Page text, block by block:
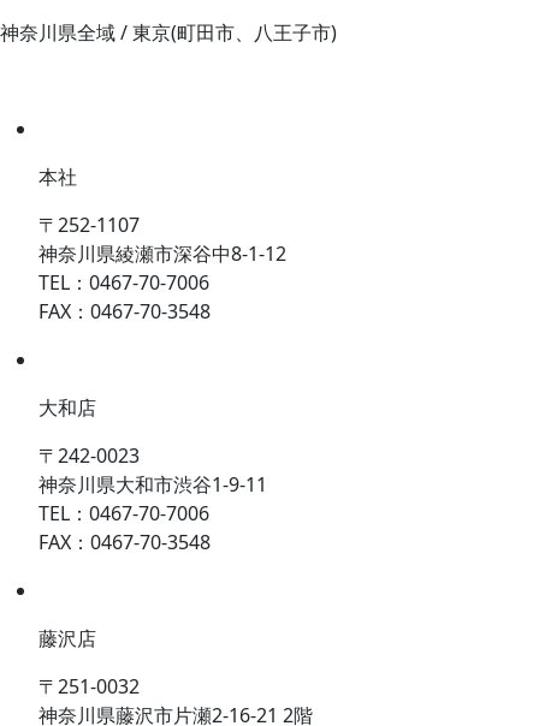
神奈川県全域 / 東京(町田市、八王子市)
本社
〒252-1107
神奈川県綾瀬市深谷中8-1-12
TEL：0467-70-7006
FAX：0467-70-3548
大和店
〒242-0023
神奈川県大和市渋谷1-9-11
TEL：0467-70-7006
FAX：0467-70-3548
藤沢店
〒251-0032
神奈川県藤沢市片瀬2-16-21 2階